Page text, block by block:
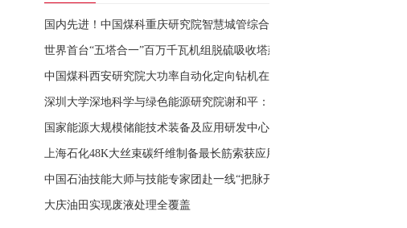
国内先进！中国煤科重庆研究院智慧城管综合管控平台助力城市“智”理再
世界首台“五塔合一”百万千瓦机组脱硫吸收塔建成落地
中国煤科西安研究院大功率自动化定向钻机在淮南矿区首次成功应用
深圳大学深地科学与绿色能源研究院谢和平： 海水直接制氢海试已成功
国家能源大规模储能技术装备及应用研发中心挂牌
上海石化48K大丝束碳纤维制备最长筋索获应用
中国石油技能大师与技能专家团赴一线“把脉开方”
大庆油田实现废液处理全覆盖